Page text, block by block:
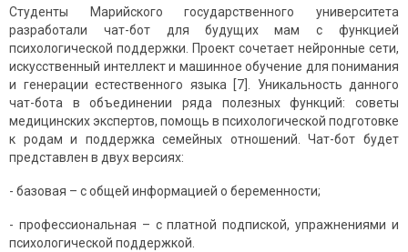
Студенты Марийского государственного университета
разработали чат-бот для будущих мам с функцией
психологической поддержки. Проект сочетает нейронные сети,
искусственный интеллект и машинное обучение для понимания
и генерации естественного языка [7]. Уникальность данного
чат-бота в объединении ряда полезных функций: советы
медицинских экспертов, помощь в психологической подготовке
к родам и поддержка семейных отношений. Чат-бот будет
представлен в двух версиях:
- базовая – с общей информацией о беременности;
- профессиональная – с платной подпиской, упражнениями и
психологической поддержкой.